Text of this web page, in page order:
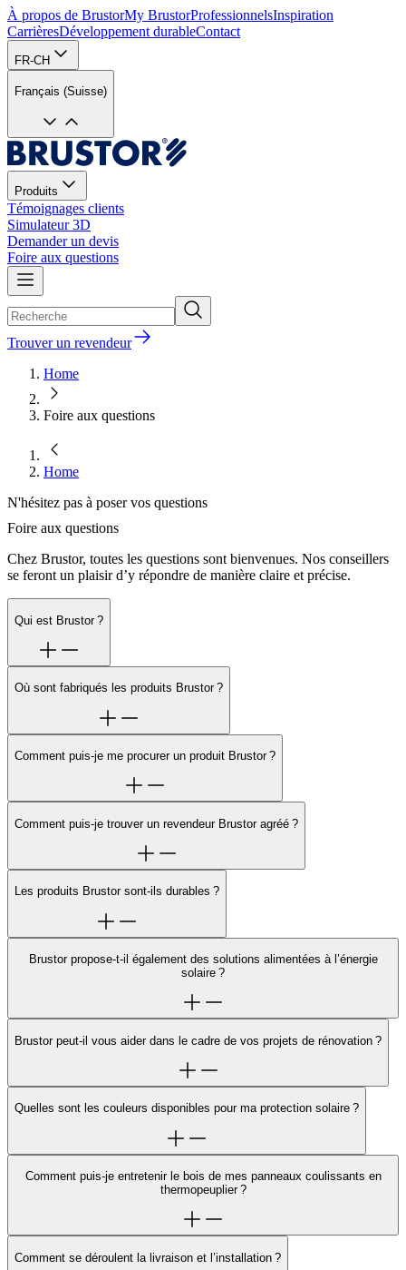
À propos de BrustorMy BrustorProfessionnelsInspiration
CarrièresDéveloppement durableContact
FR-CH
Français (Suisse)
Produits
Témoignages clients
Simulateur 3D
Demander un devis
Foire aux questions
Trouver un revendeur
Home
Foire aux questions
Home
N'hésitez pas à poser vos questions
Foire aux questions
Chez Brustor, toutes les questions sont bienvenues. Nos conseillers
se feront un plaisir d’y répondre de manière claire et précise.
Qui est Brustor ?
Où sont fabriqués les produits Brustor ?
Comment puis-je me procurer un produit Brustor ?
Comment puis-je trouver un revendeur Brustor agréé ?
Les produits Brustor sont-ils durables ?
Brustor propose-t-il également des solutions alimentées à l’énergie
solaire ?
Brustor peut-il vous aider dans le cadre de vos projets de rénovation ?
Quelles sont les couleurs disponibles pour ma protection solaire ?
Comment puis-je entretenir le bois de mes panneaux coulissants en
thermopeuplier ?
Comment se déroulent la livraison et l’installation ?